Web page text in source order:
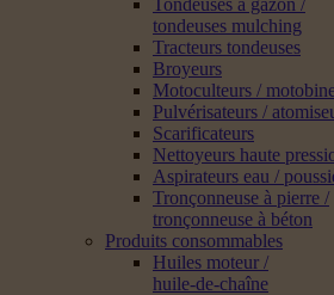
Tondeuses à gazon /
tondeuses mulching
Tracteurs tondeuses
Broyeurs
Motoculteurs /
Pulvérisateurs /
Scarificateurs
Nettoyeurs haute
Aspirateurs eau /
Tronçonneuse à pierre /
tronçonneuse à béton
Produits consommables
Huiles moteur /
huile-de-chaîne